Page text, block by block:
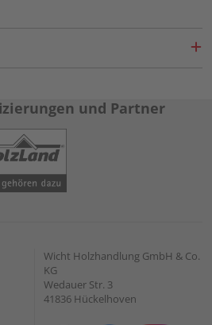
und Partner
Wicht Holzhandlung GmbH & Co.
KG
Wedauer Str. 3
41836 Hückelhoven